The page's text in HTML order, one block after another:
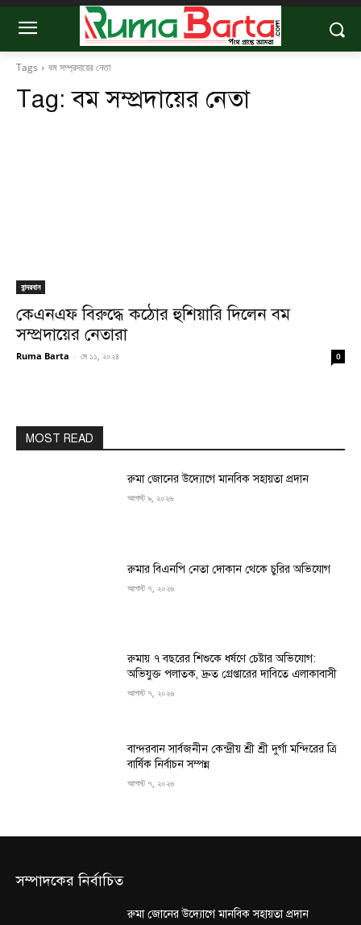
Tags বম সম্প্রদায়ের নেতা
Tag:বম সম্প্রদায়ের নেতা
বান্দরবান
কেএনএফ বিরুদ্ধে কঠোর হুশিয়ারি দিলেন বম
সম্প্রদায়ের নেতারা
Ruma Barta - মে ১১, ২০২৪ 0
MOST READ
রুমা জোনের উদ্যোগে মানবিক সহায়তা প্রদান
আগস্ট ৯, ২০২৬
রুমার বিএনপি নেতা দোকান থেকে চুরির অভিযোগ
আগস্ট ৭, ২০২৬
রুমায় ৭ বছরের শিশুকে ধর্ষণে চেষ্টার অভিযোগ:
অভিযুক্ত পলাতক, দ্রুত গ্রেপ্তারের দাবিতে এলাকাবাসী
আগস্ট ৭, ২০২৬
বান্দরবান সার্বজনীন কেন্দ্রীয় শ্রী শ্রী দুর্গা মন্দিরের ত্রি
বার্ষিক নির্বাচন সম্পন্ন
আগস্ট ৭, ২০২৬
সম্পাদকের নির্বাচিত
রুমা জোনের উদ্যোগে মানবিক সহায়তা প্রদান